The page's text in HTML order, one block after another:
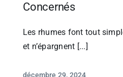
Concernés
Les rhumes font tout
et n’épargnent [...]
décembre 29, 2024